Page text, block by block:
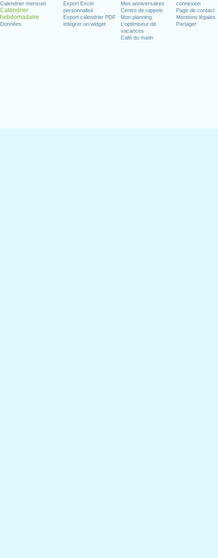
Calendrier mensuel
Calendrier
hebdomadaire
Données
Export Excel
personnalisé
Export calendrier PDF
Intégrer un widget
Mes anniversaires
Centre de rappels
Mon planning
L'optimiseur de
vacances
Café du matin
connexion
Page de contact
Mentions légales
Partager